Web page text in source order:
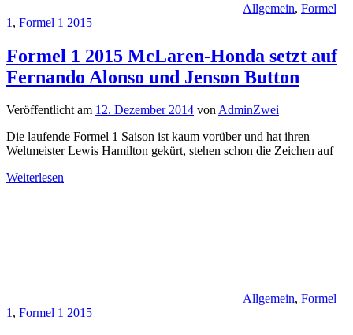
Allgemein, Formel
1 , Formel 1 2015
Formel 1 2015 McLaren-Honda setzt auf
Fernando Alonso und Jenson Button
Veröffentlicht am 12. Dezember 2014 vonAdminZwei
Die laufende Formel 1 Saison ist kaum vorüber und hat ihren
Weltmeister Lewis Hamilton gekürt, stehen schon die Zeichen auf
Weiterlesen
Allgemein, Formel
1, Formel 1 2015